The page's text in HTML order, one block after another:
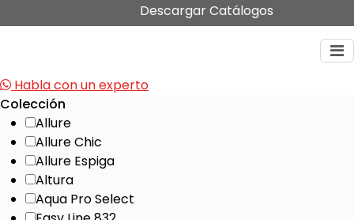
Descargar Catálogos
Habla con un experto
Colección
Allure
Allure Chic
Allure Espiga
Altura
Aqua Pro Select